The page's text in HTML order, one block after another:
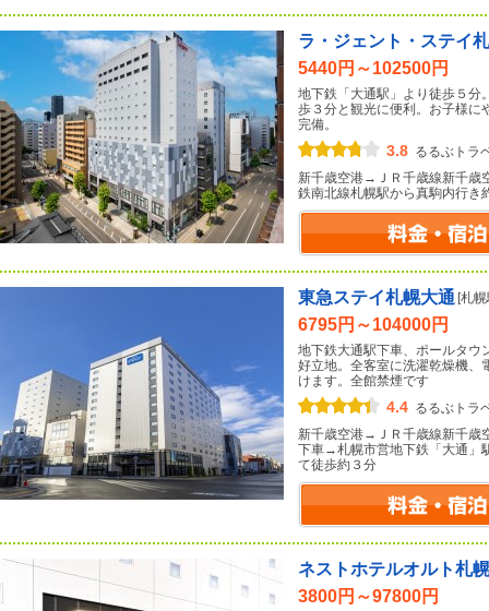
ラ・ジェント・ステイ
5440円～102500円
地下鉄「大通駅」より徒歩５分
歩３分と観光に便利。お子様に
完備。
3.8 るるぶトラ
新千歳空港→ＪＲ千歳線新千歳
鉄南北線札幌駅から真駒内行
東急ステイ札幌大通 [札
6795円～104000円
地下鉄大通駅下車、ポールタウ
好立地。全客室に洗濯乾燥機、
けます。全館禁煙です
4.4 るるぶトラ
新千歳空港→ＪＲ千歳線新千歳
下車→札幌市営地下鉄「大通」
て徒歩約３分
ネストホテルオルト札
3800円～97800円